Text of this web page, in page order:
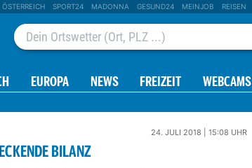
ÖSTERREICH SPORT24 MADONNA GESUND24 MEINJOB REISEN
EUROPA NEWS FREIZEIT WEBCAMS
24. JULI 2018 | 15:08 UHR
BILANZ